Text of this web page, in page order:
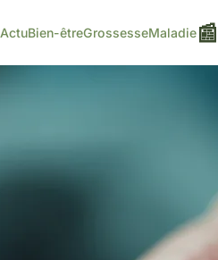
ActuBien-êtreGrossesseMaladie📰